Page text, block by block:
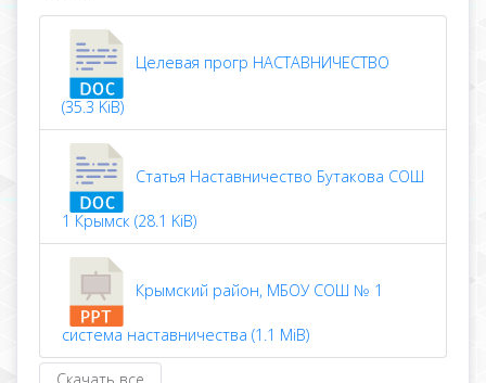
Целевая прогр НАСТАВНИЧЕСТВО
(35.3 KiB)
Статья Наставничество Бутакова СОШ
1 Крымск (28.1 KiB)
Крымский район, МБОУ СОШ № 1
система наставничества (1.1 MiB)